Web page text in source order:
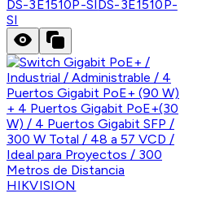
DS-3E1510P-SIDS-3E1510P-
SI
HIKVISION